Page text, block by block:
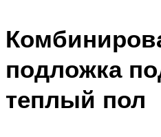
подложка
теплый пол